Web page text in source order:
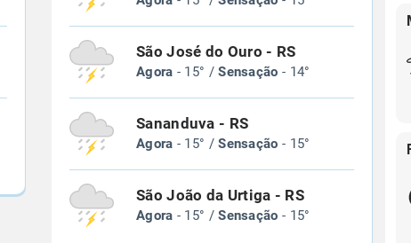
São José do Ouro - RS
Agora - 15° /Sensação - 14°
Sananduva - RS
Agora - 15° /Sensação - 15°
São João da Urtiga - RS
Agora - 15° /Sensação - 15°